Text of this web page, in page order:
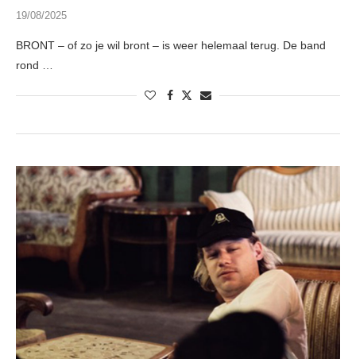
19/08/2025
BRONT – of zo je wil bront – is weer helemaal terug. De band
rond …